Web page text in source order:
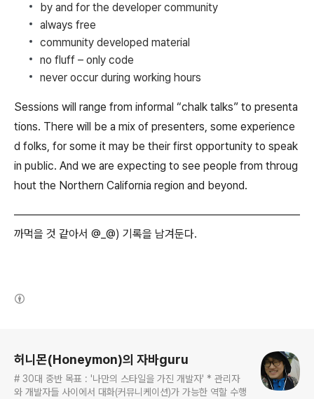
by and for the developer community
always free
community developed material
no fluff – only code
never occur during working hours
Sessions will range from informal “chalk talks” to presenta
tions. There will be a mix of presenters, some experience
d folks, for some it may be their first opportunity to speak
in public. And we are expecting to see people from throug
hout the Northern California region and beyond.
까먹을 것 같아서 @_@) 기록을 남겨둔다.
허니몬(Honeymon)의 자바guru
# 30대 중반 목표 : '나만의 스타일을 가진 개발자' * 관리자
와 개발자들 사이에서 대화(커뮤니케이션)가 가능한 역할 수행